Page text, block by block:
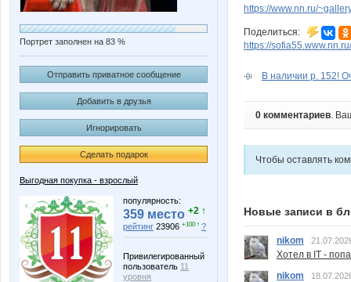
Портрет заполнен на 83 %
Отправить приватное сообщение
Добавить в друзья
Игнорировать
Сделать подарок
Выгодная покупка - взрослый
популярность:
359 место +2 ↑
рейтинг 23906 +100 ↑ ?
Привилегированный
пользователь 11
уровня
https://www.nn.ru/
Поделиться:
https://
В наличии р. 152!
0 комментариев.
Чтобы оставлять
Новые записи в
nikom
Хотел в IT -
nikom